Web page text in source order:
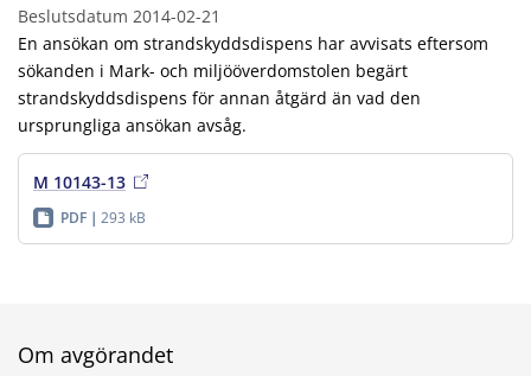
Beslutsdatum 2014-02-21
En ansökan om strandskyddsdispens har avvisats eftersom
sökanden i Mark- och miljööverdomstolen begärt
strandskyddsdispens för annan åtgärd än vad den
ursprungliga ansökan avsåg.
M 10143-13
PDF 293 kB
Om avgörandet